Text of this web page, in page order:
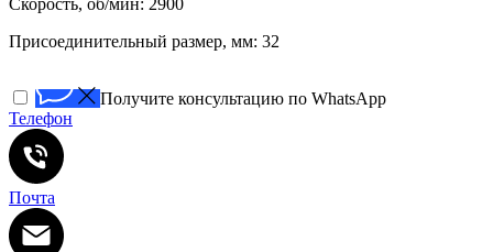
Присоединительный размер, мм: 32
Получите консультацию по WhatsApp
Телефон
Почта